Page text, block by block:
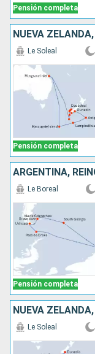
Pensión completa
NUEVA
Pensión completa
Le Soleal
Pensión completa
Le Boreal
Le Soleal